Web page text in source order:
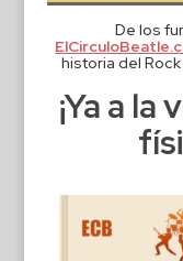
De los
historia del
¡Ya a